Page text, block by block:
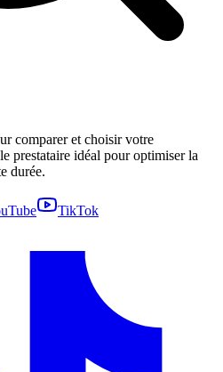
comparer et choisir votre
prestataire idéal pour optimiser la
durée.
TikTok